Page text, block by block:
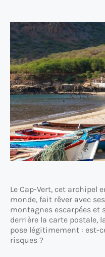
Le Cap-Vert, cet archipel
monde, fait rêver avec
montagnes escarpées
derrière la carte postale,
pose légitimement : est-
risques ?